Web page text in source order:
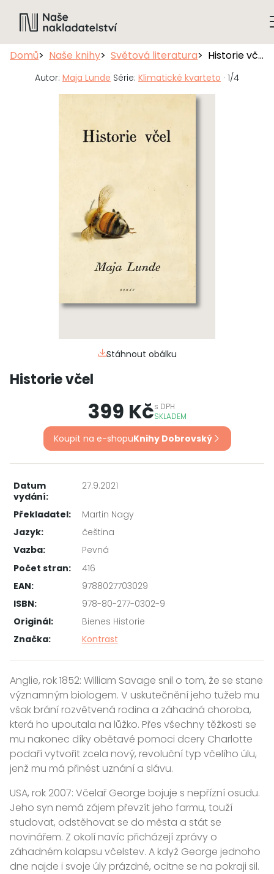
Domů Naše knihy Světová literatura Historie včel
Autor: Maja Lunde Série: Klimatické kvarteto · 1/4
Stáhnout obálku
Historie včel
399 Kčs DPH
SKLADEM
Koupit na e-shopuKnihy Dobrovský
Datum
vydání:
27.9.2021
Překladatel:
Martin Nagy
Jazyk:
čeština
Vazba:
Pevná
Počet stran:
416
EAN:
9788027703029
ISBN:
978-80-277-0302-9
Originál:
Bienes Historie
Značka:
Kontrast
Anglie, rok 1852: William Savage snil o tom, že se stane
významným biologem. V uskutečnění jeho tužeb mu
však brání rozvětvená rodina a záhadná choroba,
která ho upoutala na lůžko. Přes všechny těžkosti se
mu nakonec díky obětavé pomoci dcery Charlotte
podaří vytvořit zcela nový, revoluční typ včelího úlu,
jenž mu má přinést uznání a slávu.
USA, rok 2007: Včelař George bojuje s nepřízní osudu.
Jeho syn nemá zájem převzít jeho farmu, touží
studovat, odstěhovat se do města a stát se
novinářem. Z okolí navíc přicházejí zprávy o
záhadném kolapsu včelstev. A když George jednoho
dne najde i svoje úly prázdné, ocitne se na pokraji sil.